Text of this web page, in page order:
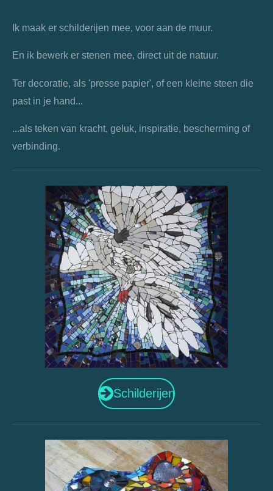
Ik maak er schilderijen mee, voor aan de muur.
En ik bewerk er stenen mee, direct uit de natuur.
Ter decoratie, als 'presse papier', of een kleine steen die
past in je hand...
...als teken van kracht, geluk, inspiratie, bescherming of
verbinding.
Schilderijen